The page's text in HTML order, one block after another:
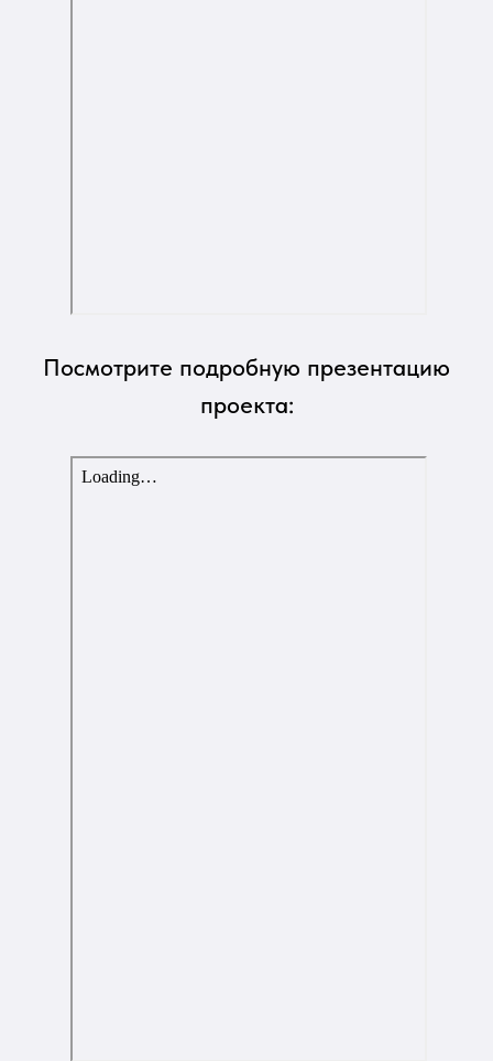
Посмотрите подробную презентацию
проекта: